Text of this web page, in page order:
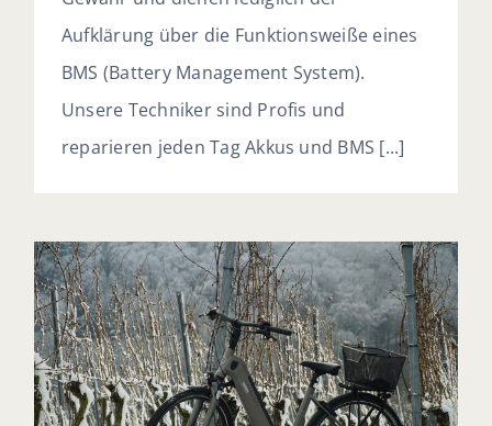
Aufklärung über die Funktionsweiße eines
BMS (Battery Management System).
Unsere Techniker sind Profis und
reparieren jeden Tag Akkus und BMS [...]